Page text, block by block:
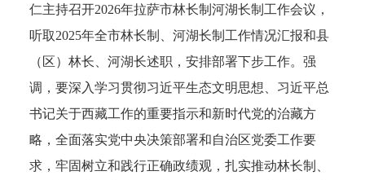
仁主持召开2026年拉萨市林长制河湖长制工作会议，
听取2025年全市林长制、河湖长制工作情况汇报和县
（区）林长、河湖长述职，安排部署下步工作。强
调，要深入学习贯彻习近平生态文明思想、习近平总
书记关于西藏工作的重要指示和新时代党的治藏方
略，全面落实党中央决策部署和自治区党委工作要
求，牢固树立和践行正确政绩观，扎实推动林长制、